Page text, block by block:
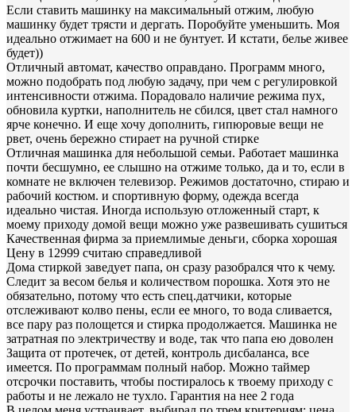
Если ставить машинку на максимальный отжим, любую
машинку будет трясти и дергать. Поробуйте уменьшить. Моя
идеально отжимает на 600 и не бунтует. И кстати, белье живее
будет))
Отличный автомат, качество оправдано. Программ много,
можно подобрать под любую задачу, при чем с регулировкой
интенсивности отжима. Порадовало наличие режима пух,
обновила куртки, наполнитель не сбился, цвет стал намного
ярче конечно. И еще хочу дополнить, гипюровые вещи не
рвет, очень бережно стирает на ручной стирке
Отличная машинка для небольшой семьи. Работает машинка
почти бесшумно, ее слышно на отжиме только, да и то, если в
комнате не включен телевизор. Режимов достаточно, стираю и
рабочий костюм. и спортивную форму, одежда всегда
идеально чистая. Иногда использую отложенный старт, к
моему приходу домой вещи можно уже развешивать сушиться
Качественная фирма за приемлимые деньги, сборка хорошая
Цену в 12999 считаю справедливой
Дома стиркой заведует папа, он сразу разобрался что к чему.
Следит за весом белья и количеством порошка. Хотя это не
обязательно, потому что есть спец.датчики, которые
отслеживают колво пены, если ее много, то вода сливается,
все пару раз полощется и стирка продолжается. Машинка не
затратная по электричеству и воде, так что папа ею доволен
Защита от протечек, от детей, контроль дисбаланса, все
имеется. По программам полный набор. Можно таймер
отсрочки поставить, чтобы постиралось к твоему приходу с
работы и не лежало не тухло. Гарантия на нее 2 года